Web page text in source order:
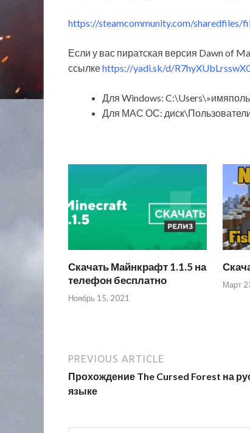
https://steamcommunity.com/sharedfiles/
Если у вас пиратская версия Dawn of
ссылкеhttps://yadi.sk/d/
Для Windows:
Для МАС ОС:
Скачать Майнкрафт 1.1.5 на
телефон бесплатно
Ноябрь 15, 2021
Март
PREVIOUS ARTICLE
Прохождение The Cursed Forest на
языке